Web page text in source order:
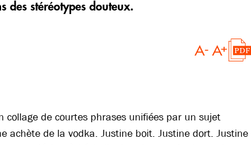
des stéréotypes douteux.
collage de courtes phrases unifiées par un sujet
achète de la vodka. Justine boit. Justine dort. Justine